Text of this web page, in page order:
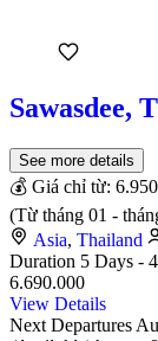
Sawasdee,
See more details
💰 Giá chỉ từ:
(Từ tháng 01 -
Asia, Thailand
Duration 5 Days -
6.690.000
View Details
Next Departures